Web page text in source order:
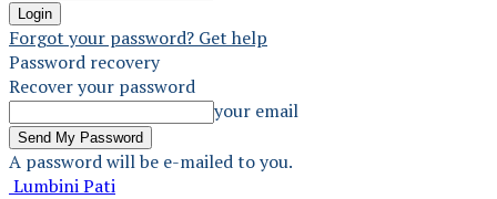
Forgot your password? Get help
Password recovery
Recover your password
your email
A password will be e-mailed to you.
Lumbini Pati